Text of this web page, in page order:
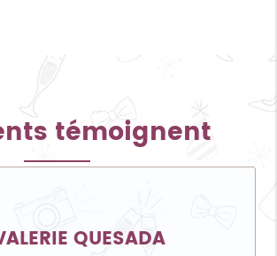
témoignent
QUESADA